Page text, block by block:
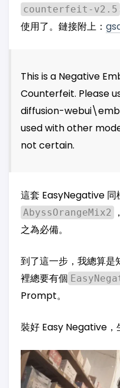
counterfeit-v2.5
使用了。鏈接附上：
This is a Negative
Counterfeit. Please
diffusion-
used with other
not certain.
這套 EasyNegative 同
AbyssOrangeMix2 ，
之為必備。
到了這一步，我總算
裡總要有個
Prompt。
裝好 Easy Negative，